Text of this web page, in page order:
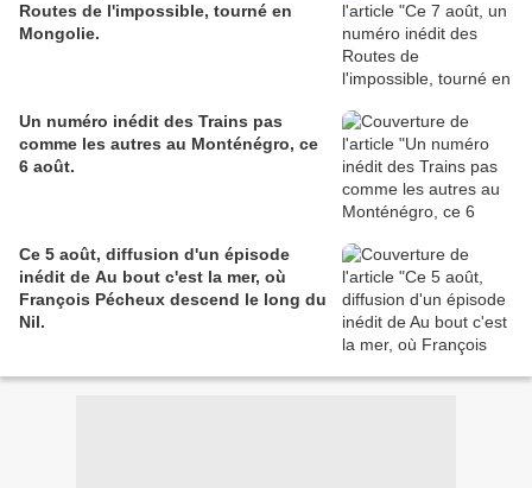
Routes de l'impossible, tourné en
Mongolie.
Un numéro inédit des Trains pas
comme les autres au Monténégro, ce
6 août.
Ce 5 août, diffusion d'un épisode
inédit de Au bout c'est la mer, où
François Pécheux descend le long du
Nil.